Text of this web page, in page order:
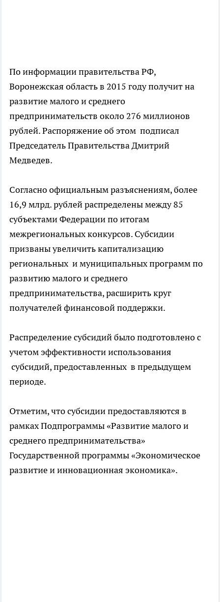
По информации правительства РФ,
Воронежская область в 2015 году получит на
развитие малого и среднего
предпринимательств около 276 миллионов
рублей. Распоряжение об этом подписал
Председатель Правительства Дмитрий
Медведев.
Согласно официальным разъяснениям, более
16,9 млрд. рублей распределены между 85
субъектами Федерации по итогам
межрегиональных конкурсов. Субсидии
призваны увеличить капитализацию
региональных и муниципальных программ по
развитию малого и среднего
предпринимательства, расширить круг
получателей финансовой поддержки.
Распределение субсидий было подготовлено с
учетом эффективности использования
субсидий, предоставленных в предыдущем
периоде.
Отметим, что субсидии предоставляются в
рамках Подпрограммы «Развитие малого и
среднего предпринимательства»
Государственной программы «Экономическое
развитие и инновационная экономика».